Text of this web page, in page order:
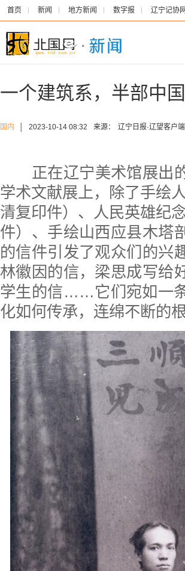
首页 新闻 地方新闻 数字报 辽宁记协网
一个建筑系，半部中
国内 2023-10-14 08:32 来源： 辽宁日报·辽望客户端
正在辽宁美术馆展
学术文献展上，除了手绘
清复印件）、人民英雄纪
件）、手绘山西应县木塔
的信件引发了观众们的兴
林徽因的信，梁思成写给
学生的信……它们宛如一
化如何传承，连绵不断的根